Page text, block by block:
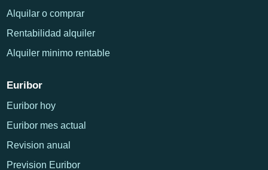
Alquilar o comprar
Rentabilidad alquiler
Alquiler minimo rentable
Euribor
Euribor hoy
Euribor mes actual
Revision anual
Prevision Euribor